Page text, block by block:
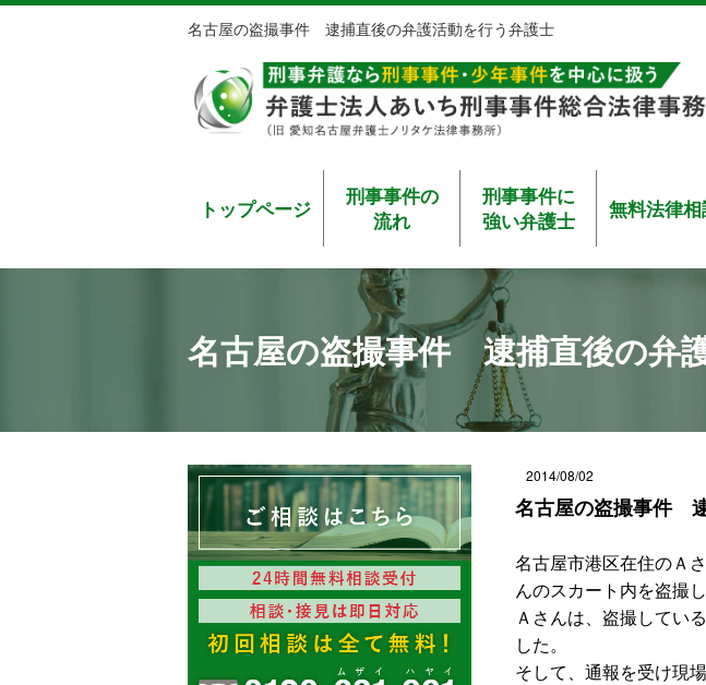
名古屋の盗撮事件 逮捕直後の弁護活動を行う弁護士
トップページ
刑事事件の
流れ
刑事事件に
強い弁護士
無料法律
名古屋の盗撮事件 逮捕直後の弁
2014/08/02
名古屋の盗撮事件
名古屋市港区在住のＡ
んのスカート内を盗撮し
Ａさんは、盗撮してい
した。
そして、通報を受け現